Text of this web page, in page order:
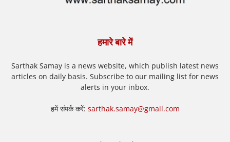
हमारे बारे में
Sarthak Samay is a news website, which publish latest news
articles on daily basis. Subscribe to our mailing list for news
alerts in your inbox.
हमें संपर्क करें: sarthak.samay@gmail.com